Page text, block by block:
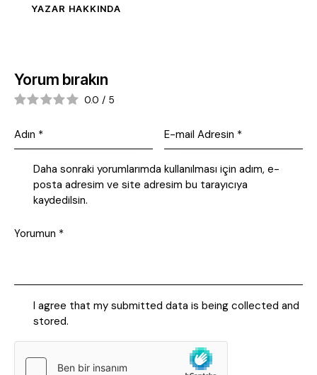
YAZAR HAKKINDA
Yorum bırakın
0.0 / 5
Daha sonraki yorumlarımda kullanılması için adım, e-
posta adresim ve site adresim bu tarayıcıya
kaydedilsin.
I agree that my submitted data is being collected and
stored.